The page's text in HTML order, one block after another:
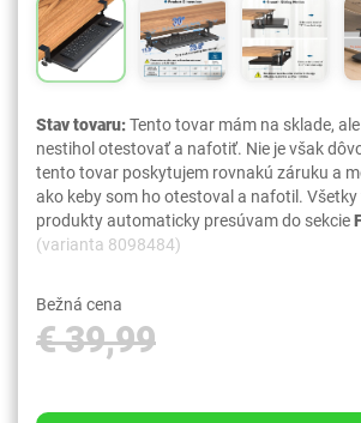
Stav tovaru:Tento tovar mám na sklade,
nestihol otestovať a nafotiť. Nie je však
tento tovar poskytujem rovnakú záruku a
ako keby som ho otestoval a nafotil.
produkty automaticky presúvam do sekcie
(varianta 8098484)
Bežná cena
€ 39,99